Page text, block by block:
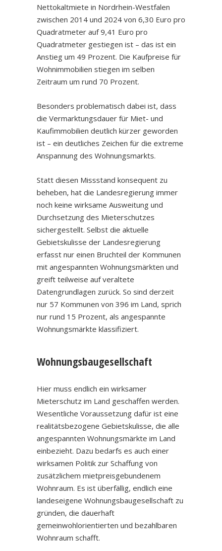
Nettokaltmiete in Nordrhein-Westfalen
zwischen 2014 und 2024 von 6,30 Euro pro
Quadratmeter auf 9,41 Euro pro
Quadratmeter gestiegen ist – das ist ein
Anstieg um 49 Prozent. Die Kaufpreise für
Wohnimmobilien stiegen im selben
Zeitraum um rund 70 Prozent.
Besonders problematisch dabei ist, dass
die Vermarktungsdauer für Miet- und
Kaufimmobilien deutlich kürzer geworden
ist – ein deutliches Zeichen für die extreme
Anspannung des Wohnungsmarkts.
Statt diesen Missstand konsequent zu
beheben, hat die Landesregierung immer
noch keine wirksame Ausweitung und
Durchsetzung des Mieterschutzes
sichergestellt. Selbst die aktuelle
Gebietskulisse der Landesregierung
erfasst nur einen Bruchteil der Kommunen
mit angespannten Wohnungsmärkten und
greift teilweise auf veraltete
Datengrundlagen zurück. So sind derzeit
nur 57 Kommunen von 396 im Land, sprich
nur rund 15 Prozent, als angespannte
Wohnungsmärkte klassifiziert.
Wohnungsbaugesellschaft
Hier muss endlich ein wirksamer
Mieterschutz im Land geschaffen werden.
Wesentliche Voraussetzung dafür ist eine
realitätsbezogene Gebietskulisse, die alle
angespannten Wohnungsmärkte im Land
einbezieht. Dazu bedarfs es auch einer
wirksamen Politik zur Schaffung von
zusätzlichem mietpreisgebundenem
Wohnraum. Es ist überfällig, endlich eine
landeseigene Wohnungsbaugesellschaft zu
gründen, die dauerhaft
gemeinwohlorientierten und bezahlbaren
Wohnraum schafft.